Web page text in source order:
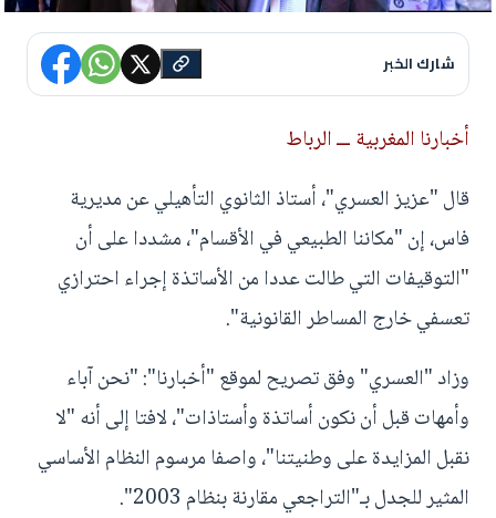
شارك الخبر
أخبارنا المغربية ـــ الرباط
قال "عزيز العسري"، أستاذ الثانوي التأهيلي عن مديرية
فاس، إن "مكاننا الطبيعي في الأقسام"، مشددا على أن
"التوقيفات التي طالت عددا من الأساتذة إجراء احترازي
تعسفي خارج المساطر القانونية".
وزاد "العسري" وفق تصريح لموقع "أخبارنا": "نحن آباء
وأمهات قبل أن نكون أساتذة وأستاذات"، لافتا إلى أنه "لا
نقبل المزايدة على وطنيتنا"، واصفا مرسوم النظام الأساسي
المثير للجدل بـ"التراجعي مقارنة بنظام 2003".